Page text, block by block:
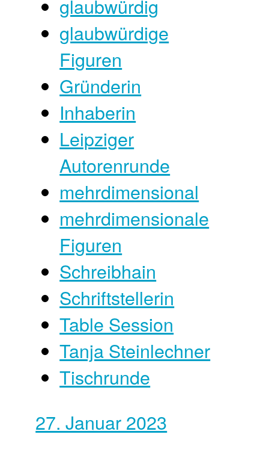
glaubwürdig
glaubwürdige
Figuren
Gründerin
Inhaberin
Leipziger
Autorenrunde
mehrdimensional
mehrdimensionale
Figuren
Schreibhain
Schriftstellerin
Table Session
Tanja Steinlechner
Tischrunde
27. Januar 2023